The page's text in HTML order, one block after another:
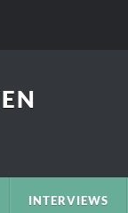
INTERVIEWS